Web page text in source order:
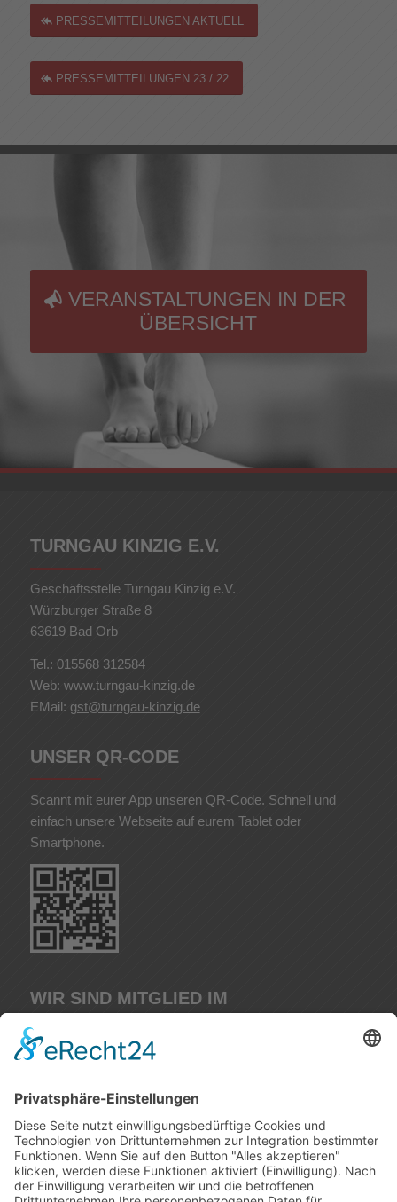
PRESSEMITTEILUNGEN AKTUELL
PRESSEMITTEILUNGEN 23 / 22
VERANSTALTUNGEN IN DER
ÜBERSICHT
TURNGAU KINZIG E.V.
Geschäftsstelle Turngau Kinzig e.V.
Würzburger Straße 8
63619 Bad Orb
Tel.: 015568 312584
Web: www.turngau-kinzig.de
EMail: gst@turngau-kinzig.de
UNSER QR-CODE
Scannt mit eurer App unseren QR-Code. Schnell und
einfach unsere Webseite auf eurem Tablet oder
Smartphone.
WIR SIND MITGLIED IM